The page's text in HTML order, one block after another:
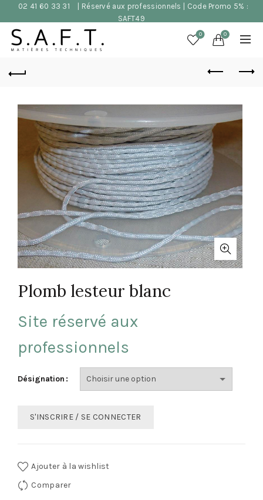
02 41 60 33 31
| Réservé aux professionnels | Code Promo 5% :
SAFT49
0 0
Plomb lesteur blanc
Site réservé aux
professionnels
Désignation
S'INSCRIRE / SE CONNECTER
Ajouter à la wishlist
Comparer